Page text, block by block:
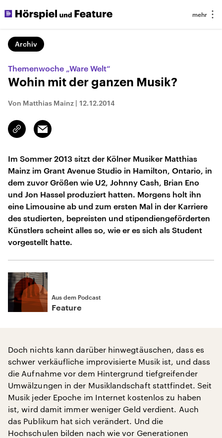
Archiv
Themenwoche „Ware Welt“
Wohin mit der ganzen Musik?
Von Matthias Mainz | 12.12.2014
Link
kopieren/teilen
Email
Im Sommer 2013 sitzt der Kölner Musiker Matthias
Mainz im Grant Avenue Studio in Hamilton, Ontario, in
dem zuvor Größen wie U2, Johnny Cash, Brian Eno
und Jon Hassel produziert hatten. Morgens holt ihn
eine Limousine ab und zum ersten Mal in der Karriere
des studierten, bepreisten und stipendiengeförderten
Künstlers scheint alles so, wie er es sich als Student
vorgestellt hatte.
Aus dem Podcast
Feature
Doch nichts kann darüber hinwegtäuschen, dass es
schwer verkäufliche improvisierte Musik ist, und dass
die Aufnahme vor dem Hintergrund tiefgreifender
Umwälzungen in der Musiklandschaft stattfindet. Seit
Musik jeder Epoche im Internet kostenlos zu haben
ist, wird damit immer weniger Geld verdient. Auch
das Publikum hat sich verändert. Und die
Hochschulen bilden nach wie vor Generationen